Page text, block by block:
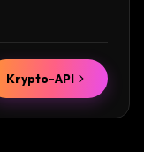
Krypto-API